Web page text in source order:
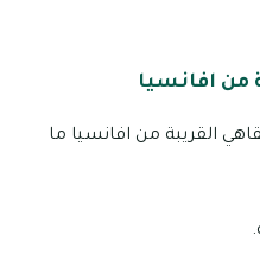
من افانسيا
القريبة من افانسيا ما